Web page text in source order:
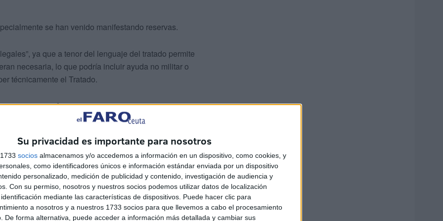
Su privacidad es importante para nosotros
socios almacenamos y/o accedemos a información en un dispositivo, como cookies, y
como identificadores únicos e información estándar enviada por un dispositivo
personalizado, medición de publicidad y contenido, investigación de audiencia y
Con su permiso, nosotros y nuestros socios podemos utilizar datos de localización
mediante las características de dispositivos. Puede hacer clic para
a nosotros y a nuestros 1733 socios para que llevemos a cabo el procesamiento
De forma alternativa, puede acceder a información más detallada y cambiar sus
se han venido manifestando reservas.
ya que a tenor del lenguaje del tratado permite
necesaria, lo que podría incluir ayuda no militar o
técnicamente el Tratado.
Las Malvinas
y el Reino Unido, hubo una limitación geográfica